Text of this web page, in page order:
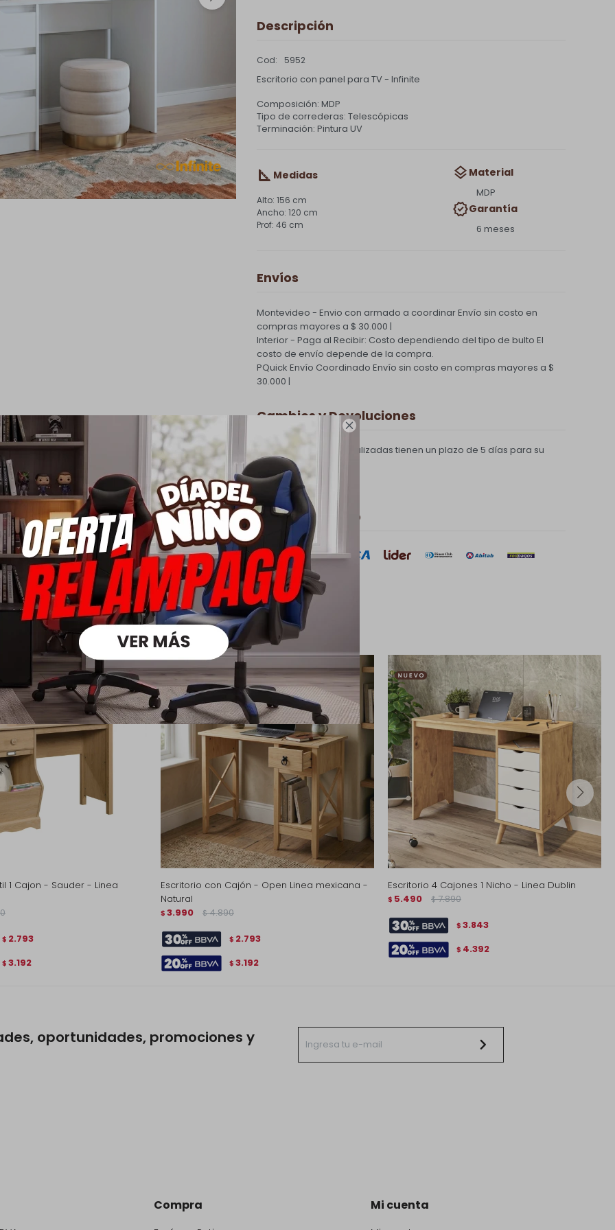

Descripción
5952
Escritorio con panel para TV - Infinite
Composición: MDP
Tipo de correderas: Telescópicas
Terminación: Pintura UV
Medidas
156 cm
120 cm
46 cm
Material
MDP
Garantía
6 meses
Envíos
Montevideo - Envio con armado a coordinarEnvío sin costo en
compras mayores a $ 30.000 |
Interior - Paga al Recibir: Costo dependiendo del tipo de bulto El
costo de envío depende de la compra.
PQuick Envío Coordinado Envío sin costo en compras mayores a $
30.000 |
Cambios y Devoluciones
Todas las compras realizadas tienen un plazo de 5 días para su
cambio.
Ver mas
Medios de pago
que te pueden interesar
1 Cajon - Sauder - Linea
$ 2.793
$ 3.192
Escritorio con Cajón - Open Linea mexicana -
Natural
$ 3.990 $ 4.890
$ 2.793
$ 3.192
Escritorio 4 Cajones 1 Nicho - Linea Dublin
$ 5.490 $ 7.890
$ 3.843
$ 4.392
oportunidades, promociones y
Compra Mi cuenta